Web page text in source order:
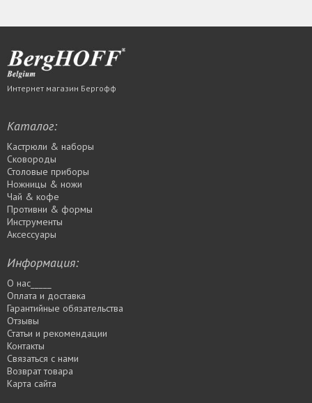
Интернет магазин Бергофф
Каталог:
Кастрюли & наборы
Сковороды
Столовые приборы
Ножницы & ножи
Чай & кофе
Противни & формы
Инструменты
Аксессуары
Информация:
О нас_____
Оплата и доставка
Гарантийные обязательства
Отзывы
Статьи и рекомендации
Контакты
Связаться с нами
Возврат товара
Карта сайта